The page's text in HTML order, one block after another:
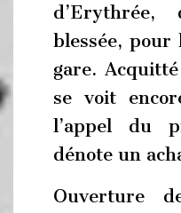
blessée, pour
gare.
se voit
l’appel du
dénote un
Ouverture